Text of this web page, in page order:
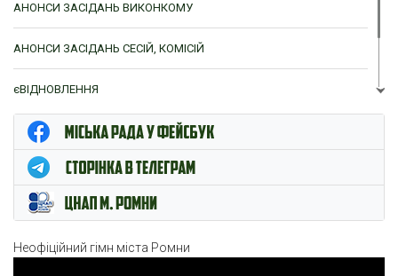
АНОНСИ ЗАСІДАНЬ ВИКОНКОМУ
АНОНСИ ЗАСІДАНЬ СЕСІЙ, КОМІСІЙ
єВІДНОВЛЕННЯ
ЦНАП м. Ромни
Неофіційний гімн міста Ромни